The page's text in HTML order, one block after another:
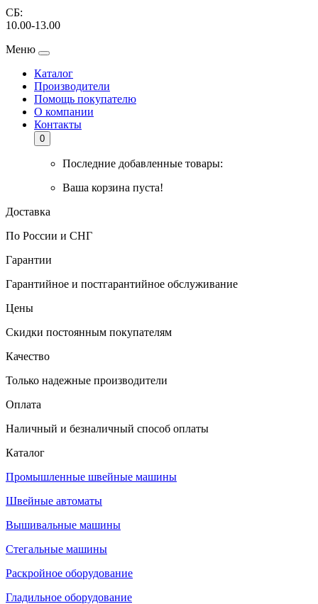
СБ:
10.00-13.00
Меню
Каталог
Производители
Помощь покупателю
О компании
Контакты
0
Последние добавленные товары:
Ваша корзина пуста!
Доставка
По России и СНГ
Гарантии
Гарантийное и постгарантийное обслуживание
Цены
Скидки постоянным покупателям
Качество
Только надежные производители
Оплата
Наличный и безналичный способ оплаты
Каталог
Промышленные швейные машины
Швейные автоматы
Вышивальные машины
Стегальные машины
Раскройное оборудование
Гладильное оборудование